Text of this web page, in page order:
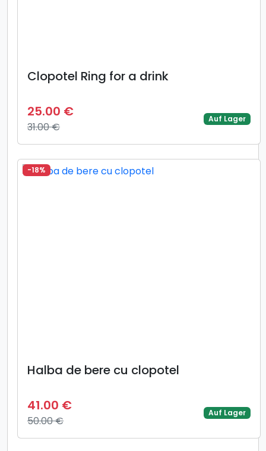
Clopotel Ring for a drink
25.00 €
31.00 €
Auf Lager
-18%
Halba de bere cu clopotel
41.00 €
50.00 €
Auf Lager